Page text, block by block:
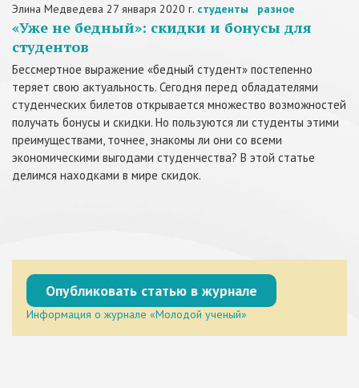
Элина Медведева 27 января 2020 г. студенты разное
«Уже не бедный»: скидки и бонусы для
студентов
Бессмертное выражение «бедный студент» постепенно
теряет свою актуальность. Сегодня перед обладателями
студенческих билетов открывается множество возможностей
получать бонусы и скидки. Но пользуются ли студенты этими
преимуществами, точнее, знакомы ли они со всеми
экономическими выгодами студенчества? В этой статье
делимся находками в мире скидок.
Опубликовать статью в журнале
Информация о журнале «Молодой ученый»